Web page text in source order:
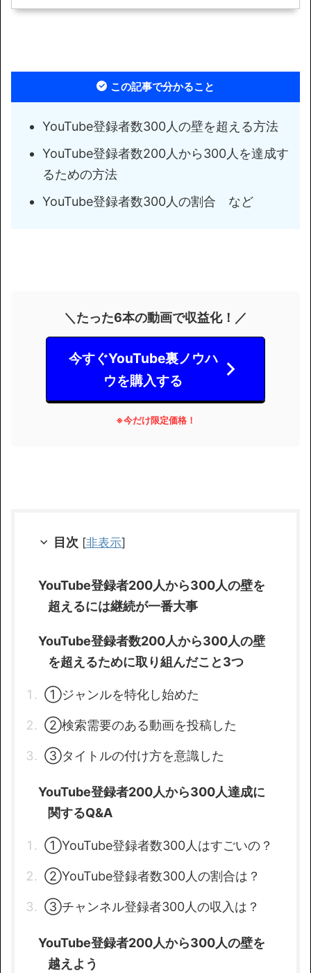
この記事で分かること
YouTube登録者数300人の壁を超える方法
YouTube登録者数200人から300人を達成す
るための方法
YouTube登録者数300人の割合 など
＼たった6本の動画で収益化！／
今すぐYouTube裏ノウハ
ウを購入する
※今だけ限定価格！
目次 [非表示]
YouTube登録者200人から300人の壁を
超えるには継続が一番大事
YouTube登録者数200人から300人の壁
を超えるために取り組んだこと3つ
①ジャンルを特化し始めた
②検索需要のある動画を投稿した
③タイトルの付け方を意識した
YouTube登録者200人から300人達成に
関するQ&A
①YouTube登録者数300人はすごいの？
②YouTube登録者数300人の割合は？
③チャンネル登録者300人の収入は？
YouTube登録者200人から300人の壁を
越えよう